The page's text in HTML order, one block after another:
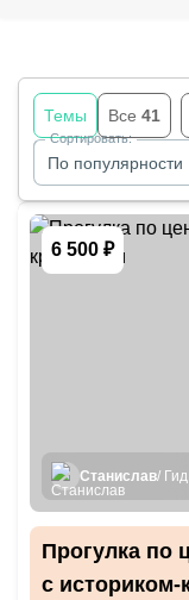
Темы Все 41
По популярности
Сортировать:
6 500 ₽
Станислав/ Гид
Прогулка по
с историком-